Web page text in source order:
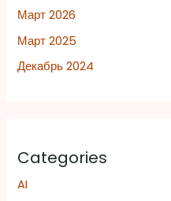
Март 2026
Март 2025
Декабрь 2024
Categories
AI